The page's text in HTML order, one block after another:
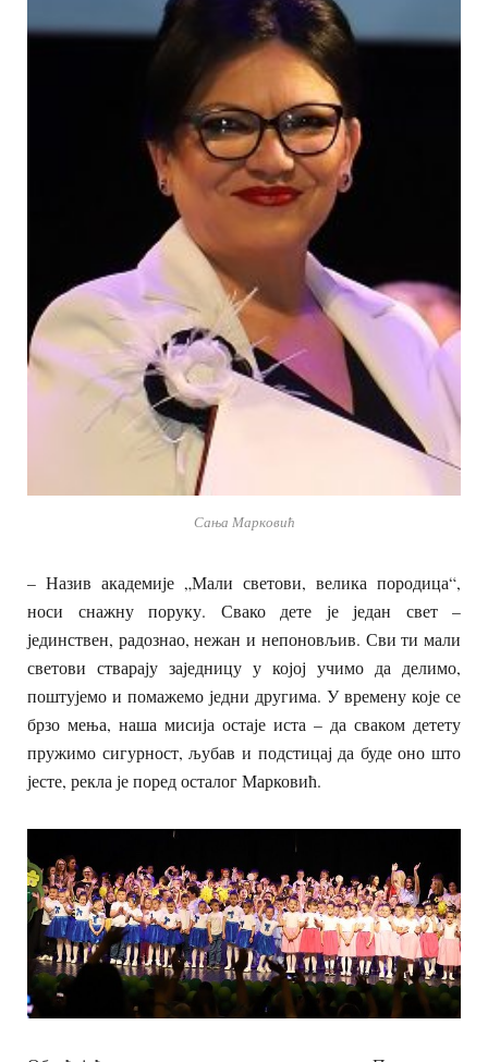
Сања Марковић
– Назив академије „Мали светови, велика породица“,
носи снажну поруку. Свако дете је један свет –
јединствен, радознао, нежан и непоновљив. Сви ти мали
светови стварају заједницу у којој учимо да делимо,
поштујемо и помажемо једни другима. У времену које се
брзо мења, наша мисија остаје иста – да сваком детету
пружимо сигурност, љубав и подстицај да буде оно што
јесте, рекла је поред осталог Марковић.